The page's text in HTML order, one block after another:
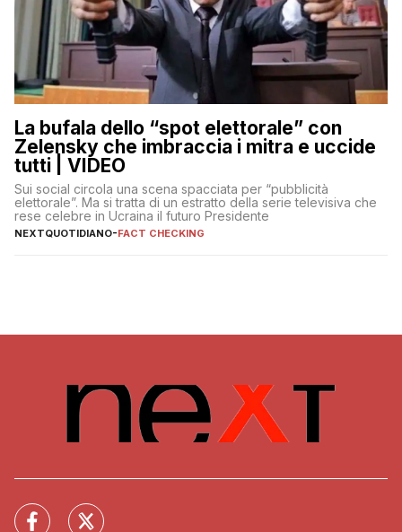
La bufala dello “spot elettorale” con
Zelensky che imbraccia i mitra e uccide
tutti | VIDEO
Sui social circola una scena spacciata per “pubblicità
elettorale”. Ma si tratta di un estratto della serie televisiva che
rese celebre in Ucraina il futuro Presidente
NEXTQUOTIDIANO-FACT CHECKING